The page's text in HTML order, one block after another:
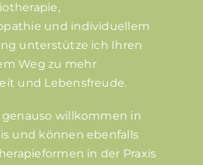
und individuellem
unterstütze ich Ihren
Weg zu mehr
und Lebensfreude.
genauso willkommen in
und können ebenfalls
in der Praxis